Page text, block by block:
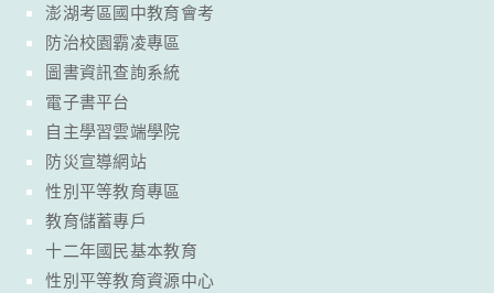
澎湖考區國中教育會考
防治校園霸凌專區
圖書資訊查詢系統
電子書平台
自主學習雲端學院
防災宣導網站
性別平等教育專區
教育儲蓄專戶
十二年國民基本教育
性別平等教育資源中心